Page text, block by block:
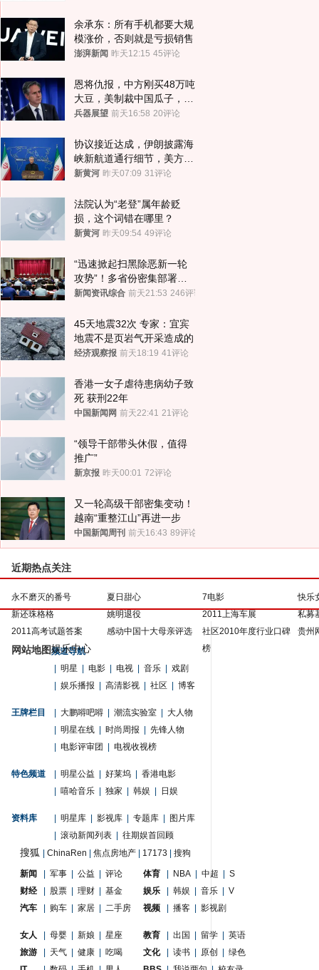
余承东：所有手机都要大规
模涨价，否则就是亏损销售
澎湃新闻 昨天12:15 45评论
恩将仇报，中方刚买48万吨
大豆，美制裁中国瓜子，布
林肯措辞变了
兵器展望 前天16:58 20评论
协议接近达成，伊朗披露海
峡新航道通行细节，美方再
提“倒计时”
新黄河 昨天07:09 31评论
法院认为“老登”属年龄贬
损，这个词错在哪里？
新黄河 昨天09:54 49评论
“迅速掀起扫黑除恶新一轮
攻势”！多省份密集部署，
公布举报方式
新闻资讯综合 前天21:53 246评论
45天地震32次 专家：宜宾
地震不是页岩气开采造成的
经济观察报 前天18:19 41评论
香港一女子虐待患病幼子致
死 获刑22年
中国新闻网 前天22:41 21评论
“领导干部带头休假，值得
推广”
新京报 昨天00:01 72评论
又一轮高级干部密集变动！
越南“重整江山”再进一步
中国新闻周刊 前天16:43 89评论
近期热点关注
永不磨灭的番号 夏日甜心 7电影
快乐
新还珠格格
姚明退役 2011上海车展
私募
2011高考试题答案
感动中国十大母亲评选
社区2010年度行业口碑
榜
贵州
网站地图娱乐中心
频道导航
明星 电影 电视 音乐
戏剧
娱乐播报 高清影视 社区 博客
王牌栏目 大鹏嘚吧嘚 潮流实验室
大人物
明星在线 时尚周报
先锋人物
电影评审团 电视收视榜
特色频道 明星公益 好莱坞
香港电影
嘻哈音乐 独家 韩娱 日娱
资料库 明星库 影视库 专题库
图片库
滚动新闻列表 往期娱首回顾
搜狐 ChinaRen 焦点房地产 17173 搜狗
新闻 军事 公益 评论 体育 NBA 中超
S
财经
股票 理财 基金 娱乐 韩娱 音乐
V
汽车
购车 家居 二手房 视频 播客 影视剧
女人 母婴 新娘 星座 教育 出国 留学
英语
旅游
天气 健康 吃喝 文化 读书 原创
绿色